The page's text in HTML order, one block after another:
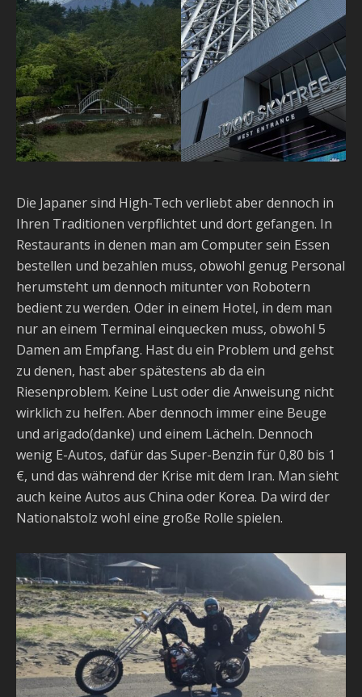
Die Japaner sind High-Tech verliebt aber dennoch in
Ihren Traditionen verpflichtet und dort gefangen. In
Restaurants in denen man am Computer sein Essen
bestellen und bezahlen muss, obwohl genug Personal
herumsteht um dennoch mitunter von Robotern
bedient zu werden. Oder in einem Hotel, in dem man
nur an einem Terminal einquecken muss, obwohl 5
Damen am Empfang. Hast du ein Problem und gehst
zu denen, hast aber spätestens ab da ein
Riesenproblem. Keine Lust oder die Anweisung nicht
wirklich zu helfen. Aber dennoch immer eine Beuge
und arigado(danke) und einem Lächeln. Dennoch
wenig E-Autos, dafür das Super-Benzin für 0,80 bis 1
€, und das während der Krise mit dem Iran. Man sieht
auch keine Autos aus China oder Korea. Da wird der
Nationalstolz wohl eine große Rolle spielen.